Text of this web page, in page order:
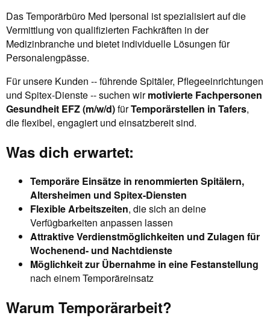
Das Temporärbüro Med Ipersonal ist spezialisiert auf die
Vermittlung von qualifizierten Fachkräften in der
Medizinbranche und bietet individuelle Lösungen für
Personalengpässe.
Für unsere Kunden -- führende Spitäler, Pflegeeinrichtungen
und Spitex-Dienste -- suchen wirmotivierte Fachpersonen
Gesundheit EFZ (m/w/d)fürTemporärstellen in Tafers,
die flexibel, engagiert und einsatzbereit sind.
Was dich erwartet:
Temporäre Einsätze in renommierten Spitälern,
Altersheimen und Spitex-Diensten
Flexible Arbeitszeiten, die sich an deine
Verfügbarkeiten anpassen lassen
Attraktive Verdienstmöglichkeiten und Zulagen für
Wochenend- und Nachtdienste
Möglichkeit zur Übernahme in eine Festanstellung
nach einem Temporäreinsatz
Warum Temporärarbeit?